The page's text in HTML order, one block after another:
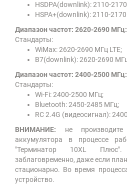
HSDPA(downlink): 2110-
HSPA+(downlink): 2110-
Диапазон частот: 2620-2690 МГц:
Стандарты:
WiMax: 2620-2690 МГц LTE;
B7(downlink): 2620-2690
Диапазон частот: 2400-2500 МГц:
Стандарты:
Wi-Fi: 2400-2500 МГц;
Bluetooth: 2450-2485 МГц;
RC 2.4G (видеосигнал):
ВНИМАНИЕ: не производите
аккумулятора в процессе
"Терминатор 10XL
заблаговременно, даже если
стационарно. Во время
устройство.